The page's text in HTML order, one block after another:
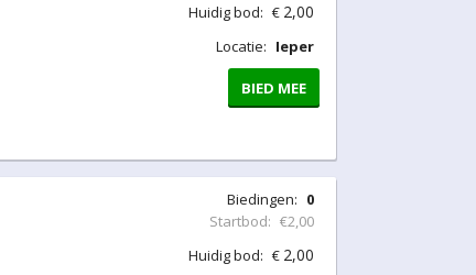
Huidig bod: € 2,00
Locatie: Ieper
BIED MEE
Biedingen: 0
Startbod: €2,00
Huidig bod: € 2,00